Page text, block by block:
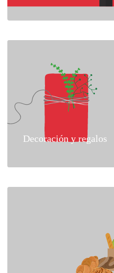
Decoración y regalos